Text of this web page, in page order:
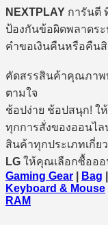
NEXTPLAY การันตี
ป้องกันข้อผิดพลาดร
คำขอเงินคืนหรือคืน
คัดสรรสินค้าคุณภาพ
ตามใจ
ช้อปง่าย ช้อปสนุก! ใ
ทุกการสั่งของออนไล
สินค้าทุกประเภทเกี่ย
LG ให้คุณเลือกซื้อออ
Gaming Gear
Bag
Keyboard & Mouse
RAM